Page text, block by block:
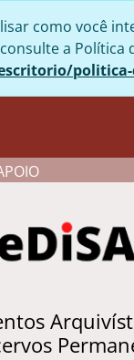
como você
a